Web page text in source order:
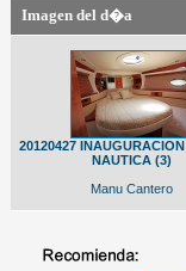
Imagen del d�a
20120427
NAUTICA (3)
Manu Cantero